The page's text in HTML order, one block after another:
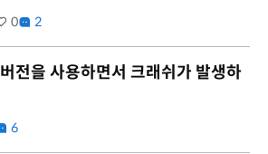
0 2
을 사용하면서 크래쉬가 발생하
6